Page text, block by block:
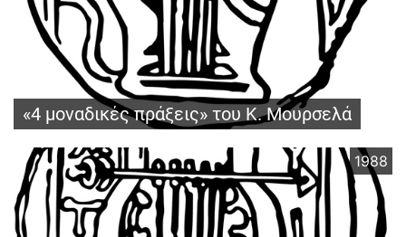
«4 μοναδικές πράξεις» του Κ. Μουρσελά
1988